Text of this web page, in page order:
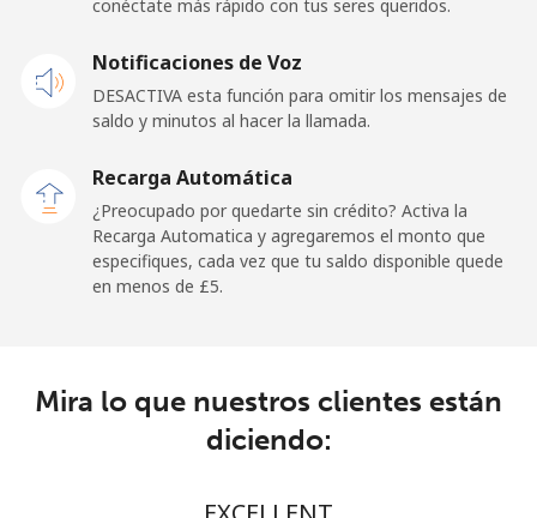
Sao Tome And Principe
country
⁦165.9p⁩
Saudi Arabia
13 min por ⁦£5⁩
conéctate más rápido con tus seres queridos.
Notificaciones de Voz
DESACTIVA esta función para omitir los mensajes de
saldo y minutos al hacer la llamada.
Recarga Automática
¿Preocupado por quedarte sin crédito? Activa la
Recarga Automatica y agregaremos el monto que
especifiques, cada vez que tu saldo disponible quede
en menos de ⁦£5⁩.
Mira lo que nuestros clientes están
diciendo: